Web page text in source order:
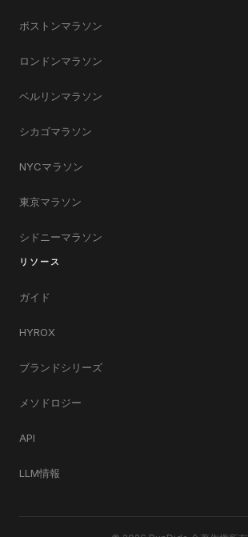
ボストンマラソン
ロンドンマラソン
ベルリンマラソン
シカゴマラソン
NYCマラソン
東京マラソン
シドニーマラソン
リソース
ガイド
HYROX
ブランドシリーズ
メソドロジー
API
LLM情報